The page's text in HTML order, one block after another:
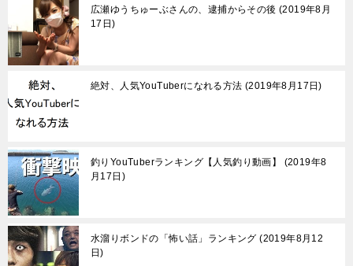
広瀬ゆうちゅーぶさんの、逮捕からその後
2019年8月
17日
絶対、人気YouTuberになれる方法 2019年8月17日
釣りYouTuberランキング【人気釣り動画】
2019年8
月17日
水溜りボンドの「怖い話」ランキング
2019年8月12
日